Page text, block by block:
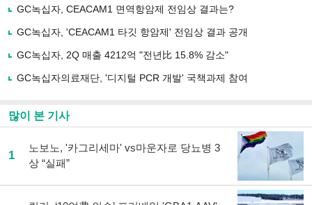
사
유
기
GC녹십자, CEACAM1 면역항암제 전임상 결과는?
GC녹십자, 'CEACAM1 타깃 항암제' 전임상 결과 공개
GC녹십자, 2Q 매출 4212억 "전년比 15.8% 감소"
GC녹십자의료재단, '디지털 PCR 개발' 국책과제 참여
많이 본 기사
1
노보노, '카그리세마' vs마운자로 당뇨병 3
상 “실패”